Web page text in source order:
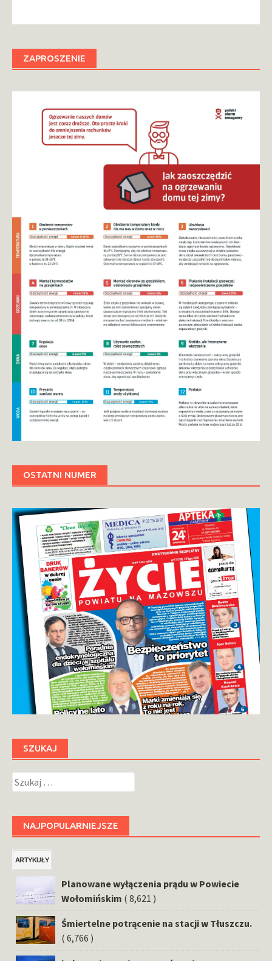
ZAPROSZENIE
OSTATNI NUMER
SZUKAJ
Szukaj:
NAJPOPULARNIEJSZE
ARTYKUŁY
Planowane wyłączenia prądu w Powiecie
Wołomińskim ( 8,621 )
Śmiertelne potrącenie na stacji w Tłuszczu.
( 6,766 )